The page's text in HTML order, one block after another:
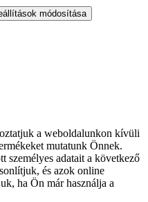
módosítása
a weboldalunkon kívüli
mutatunk Önnek.
személyes adatait a következő
és azok online
ha Ön már használja a